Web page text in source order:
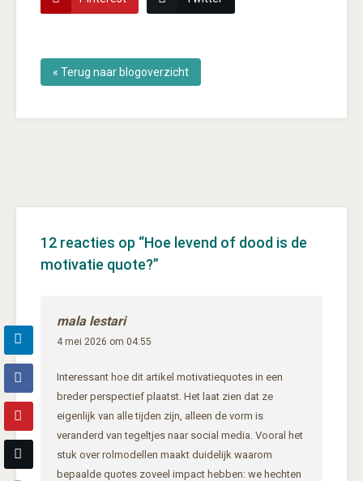
« Terug naar blogoverzicht
12 reacties op “Hoe levend of dood is de
motivatie quote?”
mala lestari
4 mei 2026 om 04:55
Interessant hoe dit artikel motivatiequotes in een
breder perspectief plaatst. Het laat zien dat ze
eigenlijk van alle tijden zijn, alleen de vorm is
veranderd van tegeltjes naar social media. Vooral het
stuk over rolmodellen maakt duidelijk waarom
bepaalde quotes zoveel impact hebben: we hechten